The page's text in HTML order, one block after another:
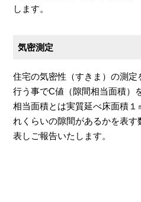
します。
気密測定
住宅の気密性（すきま）の測
行う事でC値（隙間相当面積）
相当面積とは実質延べ床面積
れくらいの隙間があるかを表
表しご報告いたします。